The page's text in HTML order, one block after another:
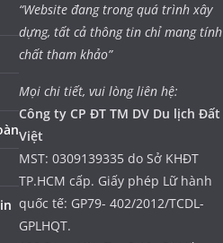
“Website đang trong quá trình xây
dựng, tất cả thông tin chỉ mang tính
chất tham khảo”
Mọi chi tiết, vui lòng liên hệ:
Công ty CP ĐT TM DV Du lịch Đất
Việt
MST: 0309139335 do Sở KHĐT
TP.HCM cấp. Giấy phép Lữ hành
quốc tế: GP79- 402/2012/TCDL-
GPLHQT.